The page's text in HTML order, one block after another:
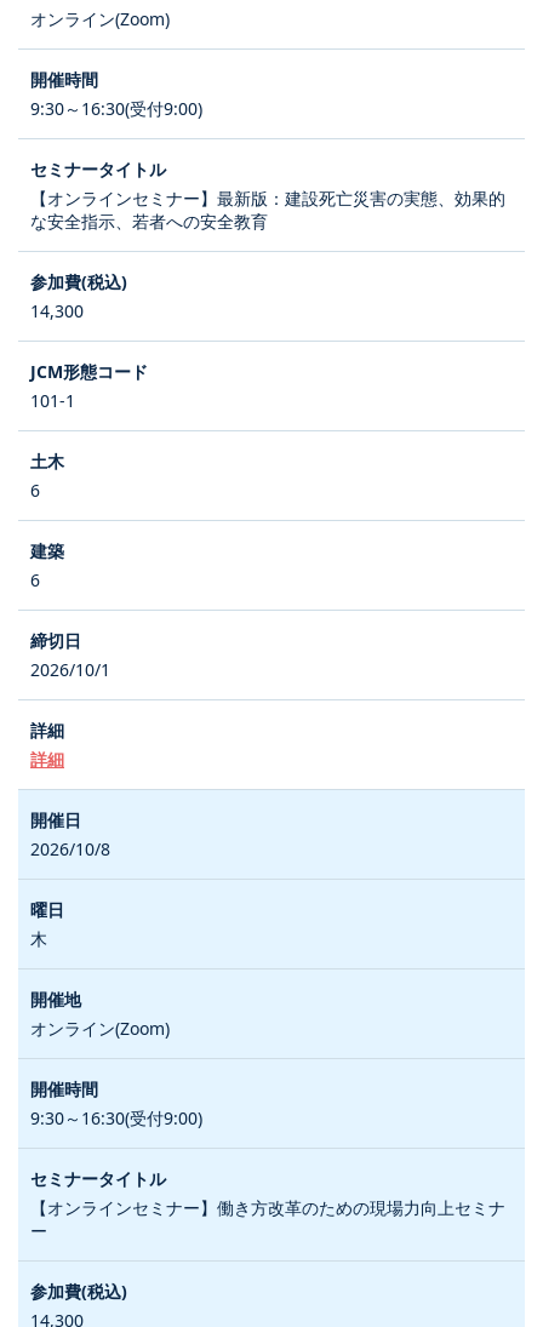
オンライン(Zoom)
9:30～16:30(受付9:00)
【オンラインセミナー】最新版：建設死亡災害の実態、効果的
な安全指示、若者への安全教育
14,300
101-1
6
6
2026/10/1
詳細
2026/10/8
木
オンライン(Zoom)
9:30～16:30(受付9:00)
【オンラインセミナー】働き方改革のための現場力向上セミナ
ー
14,300